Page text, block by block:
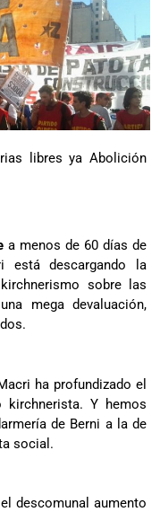
libres ya Abolición
a menos de 60 días de
está descargando la
sobre las
mega devaluación,
ha profundizado el
kirchnerista. Y hemos
de Berni a la de
social.
descomunal aumento